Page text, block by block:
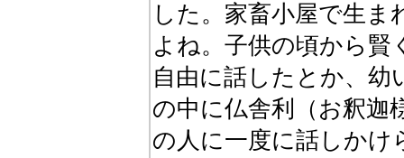
した。家畜小屋で生
よね。子供の頃から賢
自由に話したとか、幼
の中に仏舎利（お釈迦
の人に一度に話しか